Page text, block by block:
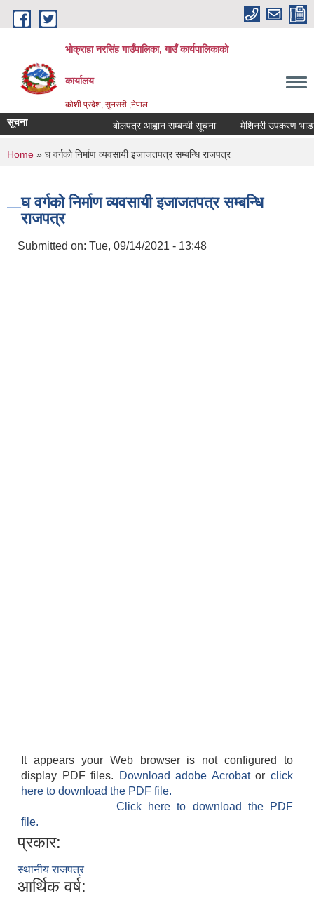
Skip to main content
भोक्राहा नरसिंह गाउँपालिका, गाउँ कार्यपालिकाको
कार्यालय
कोशी प्रदेश, सुनसरी ,नेपाल
सूचना बोलपत्र आह्वान सम्बन्धी सूचना मेशिनरी उपकरण
You are here
Home » घ वर्गको निर्माण व्यवसायी इजाजतपत्र सम्बन्धि राजपत्र
घ वर्गको निर्माण व्यवसायी इजाजतपत्र सम्बन्धि
राजपत्र
Submitted on: Tue, 09/14/2021 - 13:48
It appears your Web browser is not configured to
display PDF files.
Download adobe Acrobatorclick
here to download the PDF file.
Click here to download the PDF
file.
प्रकार:
स्थानीय राजपत्र
आर्थिक वर्ष: